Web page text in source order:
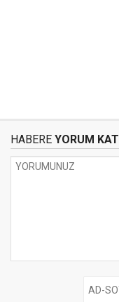
HABERE YORUM KAT